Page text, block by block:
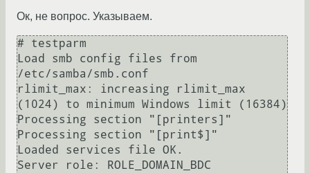
Ок, не вопрос. Указываем.
# testparm
Load smb config files from
/etc/samba/smb.conf
rlimit_max: increasing rlimit_max
(1024) to minimum Windows limit (16384)
Processing section "[printers]"
Processing section "[print$]"
Loaded services file OK.
Server role: ROLE_DOMAIN_BDC